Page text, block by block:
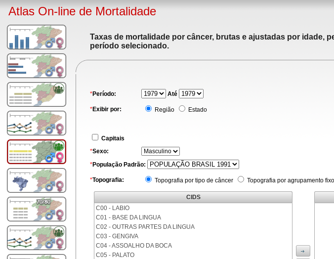
Atlas On-line de Mortalidade
Taxas de mortalidade por câncer, brutas e ajustadas por idade,
período selecionado.
*Período: Até
*Exibir por: Região Estado
Capitais
*Sexo:
*População Padrão:
*Topografia: Topografia por tipo de câncer Topografia por agrupamento fixo
CIDS
C00 - LABIO
C01 - BASE DA LINGUA
C02 - OUTRAS PARTES DA LINGUA
C03 - GENGIVA
C04 - ASSOALHO DA BOCA
C05 - PALATO